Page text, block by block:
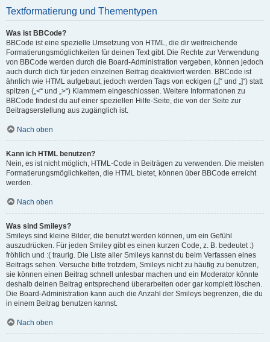
Textformatierung und Thementypen
Was ist BBCode?
BBCode ist eine spezielle Umsetzung von HTML, die dir weitreichende
Formatierungsmöglichkeiten für deinen Text gibt. Die Rechte zur Verwendung
von BBCode werden durch die Board-Administration vergeben, können jedoch
auch durch dich für jeden einzelnen Beitrag deaktiviert werden. BBCode ist
ähnlich wie HTML aufgebaut, jedoch werden Tags von eckigen („[“ und „]“) statt
spitzen („<“ und „>“) Klammern eingeschlossen. Weitere Informationen zu
BBCode findest du auf einer speziellen Hilfe-Seite, die von der Seite zur
Beitragserstellung aus zugänglich ist.
Nach oben
Kann ich HTML benutzen?
Nein, es ist nicht möglich, HTML-Code in Beiträgen zu verwenden. Die meisten
Formatierungsmöglichkeiten, die HTML bietet, können über BBCode erreicht
werden.
Nach oben
Was sind Smileys?
Smileys sind kleine Bilder, die benutzt werden können, um ein Gefühl
auszudrücken. Für jeden Smiley gibt es einen kurzen Code, z. B. bedeutet :)
fröhlich und :( traurig. Die Liste aller Smileys kannst du beim Verfassen eines
Beitrags sehen. Versuche bitte trotzdem, Smileys nicht zu häufig zu benutzen,
sie können einen Beitrag schnell unlesbar machen und ein Moderator könnte
deshalb deinen Beitrag entsprechend überarbeiten oder gar komplett löschen.
Die Board-Administration kann auch die Anzahl der Smileys begrenzen, die du
in einem Beitrag benutzen kannst.
Nach oben